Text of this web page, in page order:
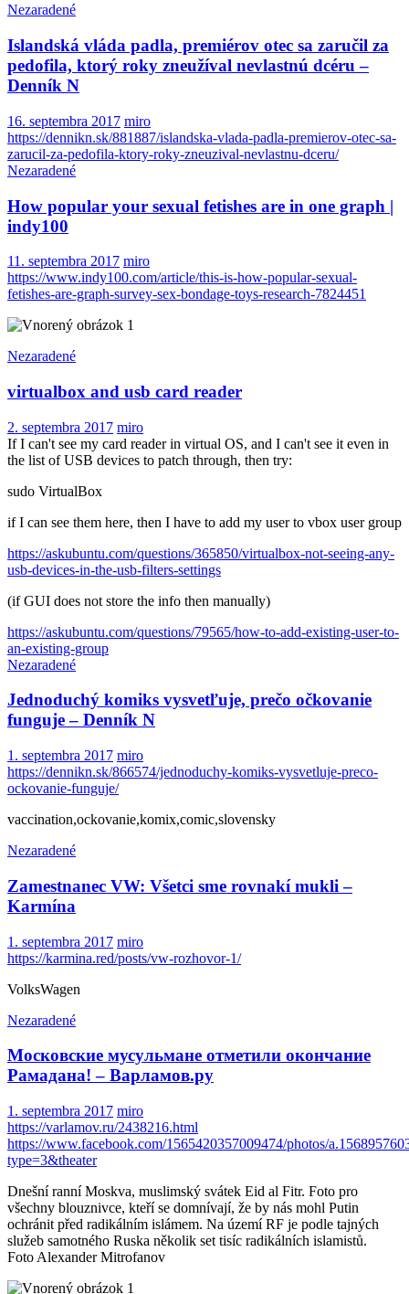
Nezaradené
Islandská vláda padla, premiérov otec sa zaručil za
pedofila, ktorý roky zneužíval nevlastnú dcéru –
Denník N
16. septembra 2017 miro
https://dennikn.sk/881887/islandska-vlada-padla-premierov-otec-sa-
zarucil-za-pedofila-ktory-roky-zneuzival-nevlastnu-dceru/
Nezaradené
How popular your sexual fetishes are in one graph |
indy100
11. septembra 2017 miro
https://www.indy100.com/article/this-is-how-popular-sexual-
fetishes-are-graph-survey-sex-bondage-toys-research-7824451
Nezaradené
virtualbox and usb card reader
2. septembra 2017 miro
If I can't see my card reader in virtual OS, and I can't see it even in
the list of USB devices to patch through, then try:
sudo VirtualBox
if I can see them here, then I have to add my user to vbox user group
https://askubuntu.com/questions/365850/virtualbox-not-seeing-any-
usb-devices-in-the-usb-filters-settings
(if GUI does not store the info then manually)
https://askubuntu.com/questions/79565/how-to-add-existing-user-to-
an-existing-group
Nezaradené
Jednoduchý komiks vysvetľuje, prečo očkovanie
funguje – Denník N
1. septembra 2017 miro
https://dennikn.sk/866574/jednoduchy-komiks-vysvetluje-preco-
ockovanie-funguje/
vaccination,ockovanie,komix,comic,slovensky
Nezaradené
Zamestnanec VW: Všetci sme rovnakí mukli –
Karmína
1. septembra 2017 miro
https://karmina.red/posts/vw-rozhovor-1/
VolksWagen
Nezaradené
Московские мусульмане отметили окончание
Рамадана! – Варламов.ру
1. septembra 2017 miro
https://varlamov.ru/2438216.html
https://www.facebook.com/1565420357009474/photos/
type=3&theater
Dnešní ranní Moskva, muslimský svátek Eid al Fitr. Foto pro
všechny blouznivce, kteří se domnívají, že by nás mohl Putin
ochránit před radikálním islámem. Na území RF je podle tajných
služeb samotného Ruska několik set tisíc radikálních islamistů.
Foto Alexander Mitrofanov